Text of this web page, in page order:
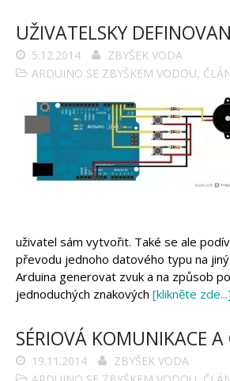
Arduino
Arduino
Tinylab
Makeblock
Micro:bit
Videa
Koupit
UŽIVATELSKY
5.12.2014
ZBYŠEK VODA
ARDUINO SE ZBYŠKEM VODOU,
uživatel sám vytvořit. Také se ale
převodu jednoho datového typu na
Arduina generovat zvuk a na způsob
jednoduchých znakových [klikněte zde...]
SÉRIOVÁ KOMUNIKACE A
19.11.2014
ZBYŠEK VODA